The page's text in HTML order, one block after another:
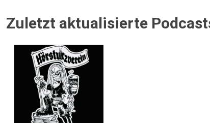
Zuletzt aktualisierte